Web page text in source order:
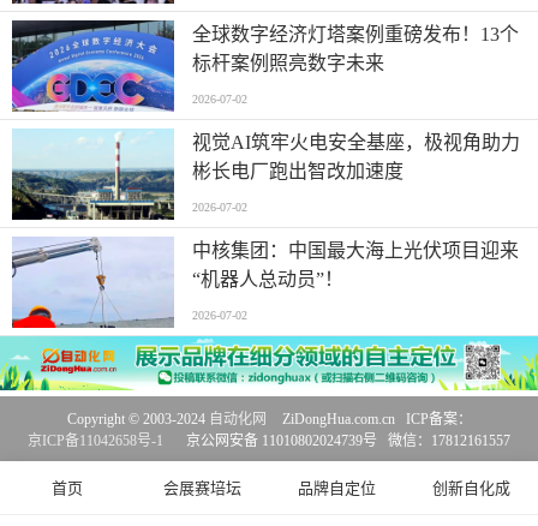
全球数字经济灯塔案例重磅发布！13个
标杆案例照亮数字未来
2026-07-02
视觉AI筑牢火电安全基座，极视角助力
彬长电厂跑出智改加速度
2026-07-02
中核集团：中国最大海上光伏项目迎来
“机器人总动员”！
2026-07-02
首页 会展赛培坛 品牌自定位 创新自化成
Copyright © 2003-2024 自动化网
ZiDongHua.com.cn ICP备案：
京ICP备11042658号-1
京公网安备 11010802024739号 微信：17812161557